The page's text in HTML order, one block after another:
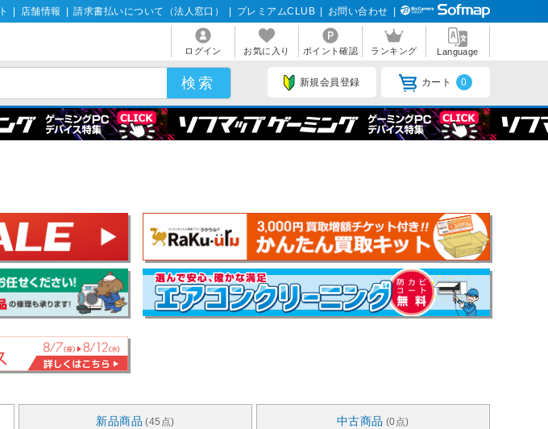
店舗情報 請求書払いについて（法人窓口） プレミアムCLUB お問い合わせ
ログイン お気に入り ポイント確認 ランキング Language
新規会員登録 カート 0
新品商品 (45点) 中古商品 (0点)